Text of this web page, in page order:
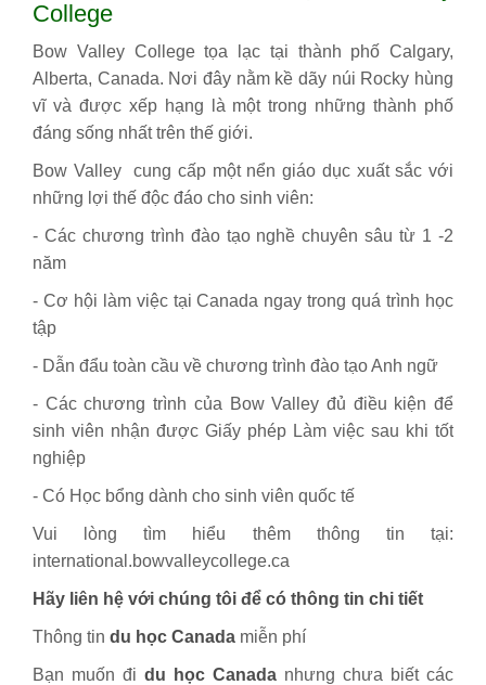
College
Bow Valley College tọa lạc tại thành phố Calgary,
Alberta, Canada. Nơi đây nằm kề dãy núi Rocky hùng
vĩ và được xếp hạng là một trong những thành phố
đáng sống nhất trên thế giới.
Bow Valley cung cấp một nển giáo dục xuất sắc với
những lợi thế độc đáo cho sinh viên:
- Các chương trình đào tạo nghề chuyên sâu từ 1 -2
năm
- Cơ hội làm việc tại Canada ngay trong quá trình học
tập
- Dẫn đẩu toàn cầu về chương trình đào tạo Anh ngữ
- Các chương trình của Bow Valley đủ điều kiện để
sinh viên nhận được Giấy phép Làm việc sau khi tốt
nghiệp
- Có Học bổng dành cho sinh viên quốc tế
Vui lòng tìm hiểu thêm thông tin tại:
international.bowvalleycollege.ca
Hãy liên hệ với chúng tôi để có thông tin chi tiết
Thông tin du học Canada miễn phí
Bạn muốn đi du học Canada nhưng chưa biết các